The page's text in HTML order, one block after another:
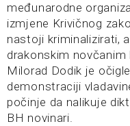
međunarodne
izmjene Krivičnog
nastoji kriminalizirati,
drakonskim novčanim
Milorad Dodik je
demonstraciji
počinje da nalikuje
BH novinari.